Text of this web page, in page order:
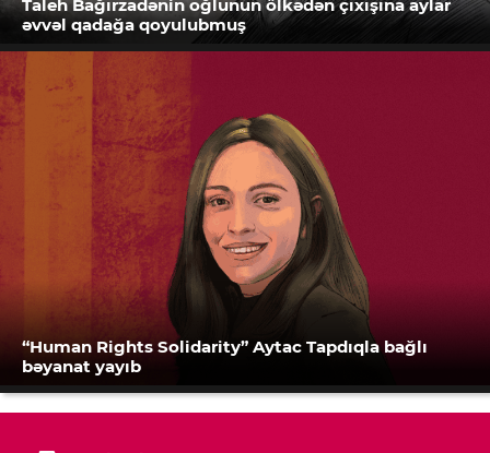
Taleh Bağırzadənin oğlunun ölkədən çıxışına aylar
əvvəl qadağa qoyulubmuş
“Human Rights Solidarity” Aytac Tapdıqla bağlı
bəyanat yayıb